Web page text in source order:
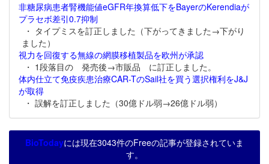
非糖尿病患者腎機能値eGFR年換算低下をBayerのKerendiaが
プラセボ差引0.7抑制
・ タイプミスを訂正しました（下がってきました→下がり
ました）
視力を回復する無線の網膜移植製品を欧州が承認
・ 1段落目の 発売後→市販品 に訂正しました。
体内仕立て免疫疾患治療CAR-TのSail社を買う選択権利をJ&J
が取得
・ 誤解を訂正しました（30億ドル弱→26億ドル弱）
BioTodayには現在3043件のFreeの記事が登録されていま
す。